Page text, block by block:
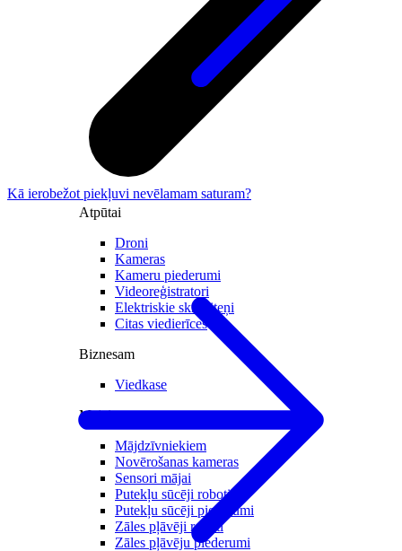
Atpūtai
Droni
Kameras
Kameru piederumi
Videoreģistratori
Elektriskie skrejriteņi
Citas viedierīces
Biznesam
Viedkase
Mājai
Mājdzīvniekiem
Novērošanas kameras
Sensori mājai
Putekļu sūcēji roboti
Putekļu sūcēji piederumi
Zāles pļāvēji roboti
Zāles pļāvēju piederumi
Kā ierobežot piekļuvi nevēlamam saturam?